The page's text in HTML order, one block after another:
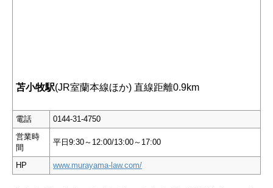
苫小牧駅(JR室蘭本線ほか) 直線距離0.9km
電話
0144-31-4750
営業時
間
平日9:30～12:00/13:00～17:00
HP www.murayama-law.com/